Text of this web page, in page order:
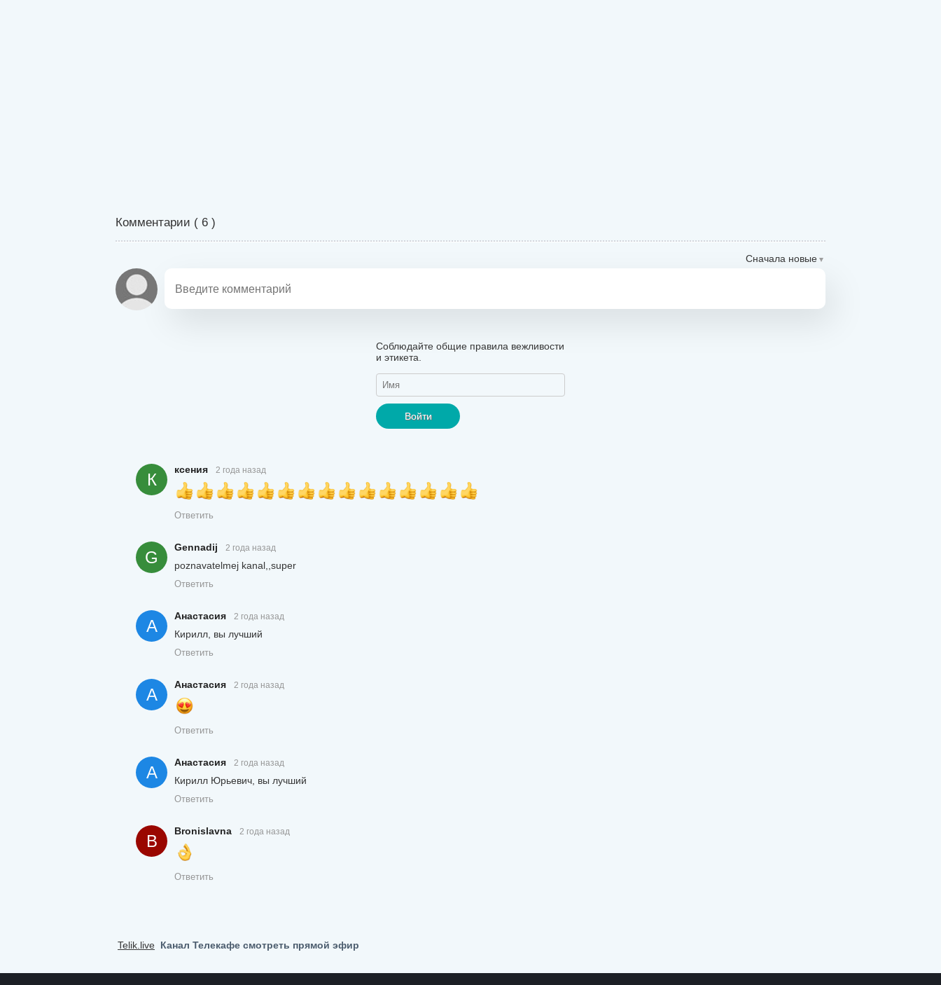
Комментарии ( 6 )
Сначала новые
Соблюдайте общие правила вежливости
и этикета.
Войти
К
ксения 2 года назад
Ответить
G
Gennadij 2 года назад
poznavatelmej kanal,,super
Ответить
А
Анастасия 2 года назад
Кирилл, вы лучший
Ответить
А
Анастасия 2 года назад
Ответить
А
Анастасия 2 года назад
Кирилл Юрьевич, вы лучший
Ответить
B
Bronislavna 2 года назад
Ответить
Telik.live Канал Телекафе смотреть прямой эфир